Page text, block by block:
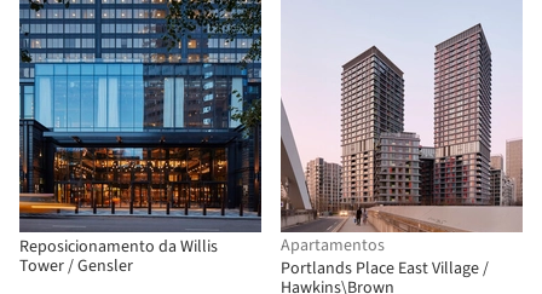
Reposicionamento da Willis
Tower / Gensler
Apartamentos
Portlands Place East Village /
Hawkins\Brown